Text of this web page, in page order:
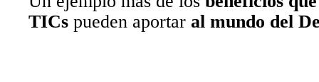
TICs pueden aportar al mundo del